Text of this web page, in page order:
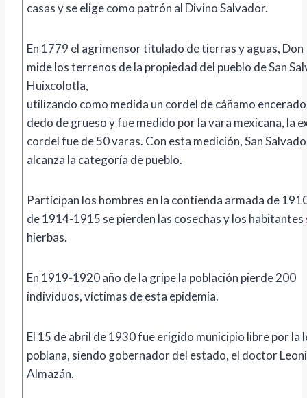
casas y se elige como patrón al Divino Salvador.
En 1779 el agrimensor titulado de tierras y aguas,
mide los terrenos de la propiedad del pueblo de San
Huixcolotla,
utilizando como medida un cordel de cáñamo
dedo de grueso y fue medido por la vara mexicana, la
cordel fue de 50 varas. Con esta medición, San
alcanza la categoría de pueblo.
Participan los hombres en la contienda armada de
de 1914-1915 se pierden las cosechas y los habitantes
hierbas.
En 1919-1920 año de la gripe la población pierde 200
individuos, víctimas de esta epidemia.
El 15 de abril de 1930 fue erigido municipio libre por la
poblana, siendo gobernador del estado, el doctor
Almazán.